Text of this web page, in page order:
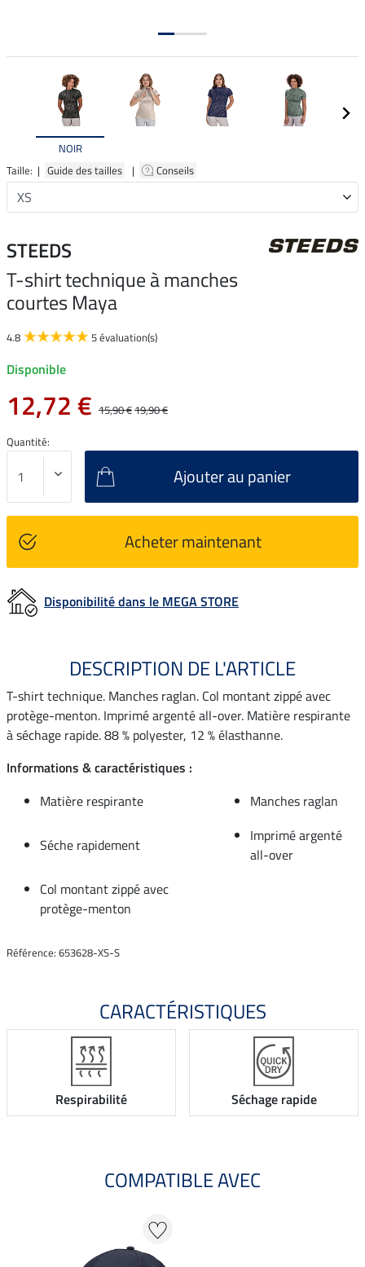
NOIR
Taille: | Guide des tailles | Conseils
STEEDS
T-shirt technique à manches
courtes Maya
4.8 5 évaluation(s)
Disponible
12,72 € 15,90 €19,90 €
Quantité:
Ajouter au panier
Acheter maintenant
Disponibilité dans le MEGA STORE
DESCRIPTION DE L'ARTICLE
T-shirt technique. Manches raglan. Col montant zippé avec
protège-menton. Imprimé argenté all-over. Matière respirante
à séchage rapide. 88 % polyester, 12 % élasthanne.
Informations & caractéristiques :
Matière respirante
Manches raglan
Séche rapidement
Imprimé argenté
all-over
Col montant zippé avec
protège-menton
Référence: 653628-XS-S
CARACTÉRISTIQUES
Respirabilité Séchage rapide
COMPATIBLE AVEC